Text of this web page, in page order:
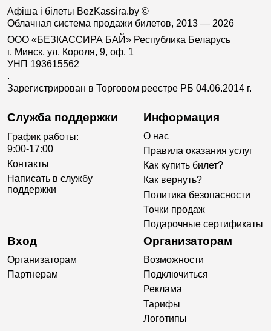
Афіша і білеты BezKassira.by ©
Облачная система продажи билетов, 2013 — 2026
ООО «БЕЗКАССИРА БАЙ» Республика Беларусь
г. Минск, ул. Короля, 9, оф. 1
УНП 193615562
.
Зарегистрирован в Торговом реестре РБ 04.06.2014 г.
Служба поддержки
График работы:
9:00-17:00
Контакты
Написать в службу
поддержки
Информация
О нас
Правила оказания услуг
Как купить билет?
Как вернуть?
Политика безопасности
Точки продаж
Подарочные сертификаты
Вход
Организаторам
Партнерам
Организаторам
Возможности
Подключиться
Реклама
Тарифы
Логотипы